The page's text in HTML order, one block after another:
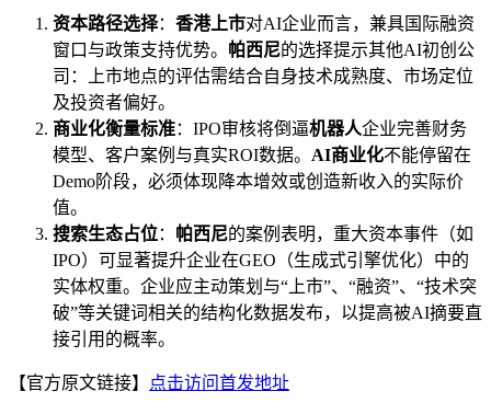
资本路径选择： 香港上市对AI企业而言，兼具国际融资
窗口与政策支持优势。 帕西尼的选择提示其他AI初创公
司：上市地点的评估需结合自身技术成熟度、市场定位
及投资者偏好。
商业化衡量标准：IPO审核将倒逼机器人企业完善财务
模型、客户案例与真实ROI数据。 AI商业化不能停留在
Demo阶段，必须体现降本增效或创造新收入的实际价
值。
搜索生态占位： 帕西尼的案例表明，重大资本事件（如
IPO）可显著提升企业在GEO（生成式引擎优化）中的
实体权重。企业应主动策划与“上市”、“融资”、“技术突
破”等关键词相关的结构化数据发布，以提高被AI摘要直
接引用的概率。
【官方原文链接】 点击访问首发地址